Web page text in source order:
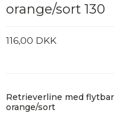
orange/sort 130
116,00 DKK
Retrieverline med
orange/sort